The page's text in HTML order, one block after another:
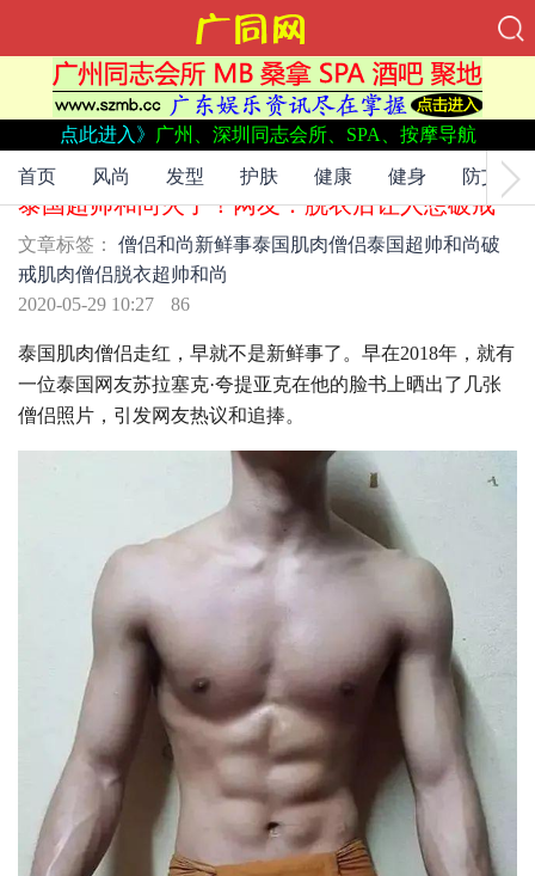
点此进入》 广州、深圳同志会所、SPA、按摩导航
首页 风尚 发型 护肤 健康 健身 防艾
文章标签：僧侣和尚 新鲜事泰国肌肉僧侣泰国超帅和尚
戒肌肉僧侣脱衣 超帅和尚
泰国超帅和尚火了！网友：脱衣后让人想破戒
文章标签： 僧侣和尚新鲜事泰国肌肉僧侣泰国超帅和尚破
戒肌肉僧侣脱衣超帅和尚
2020-05-29 10:27
86
泰国肌肉僧侣走红，早就不是新鲜事了。早在2018年，就有
一位泰国网友苏拉塞克·夸提亚克在他的脸书上晒出了几张
僧侣照片，引发网友热议和追捧。